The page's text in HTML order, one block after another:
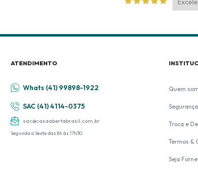
ATENDIMENTO
Whats (41) 99898-1922
SAC (41) 4114-0375
sac@casaabertabrasil.com.br
Segunda a Sexta das 8h às 17h30
Quem
Troca e
Termos &
Seja